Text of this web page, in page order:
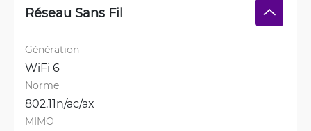
Réseau Sans Fil
Génération
WiFi 6
Norme
802.11n/ac/ax
MIMO